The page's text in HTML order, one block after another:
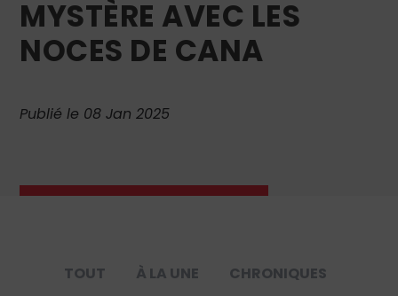
MYSTÈRE AVEC LES
NOCES DE CANA
Publié le 08 Jan 2025
TOUT À LA UNE
CHRONIQUES